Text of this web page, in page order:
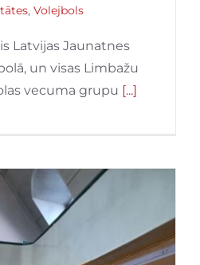
, Volejbols
Latvijas Jaunatnes
un visas Limbažu
vecuma grupu [...]